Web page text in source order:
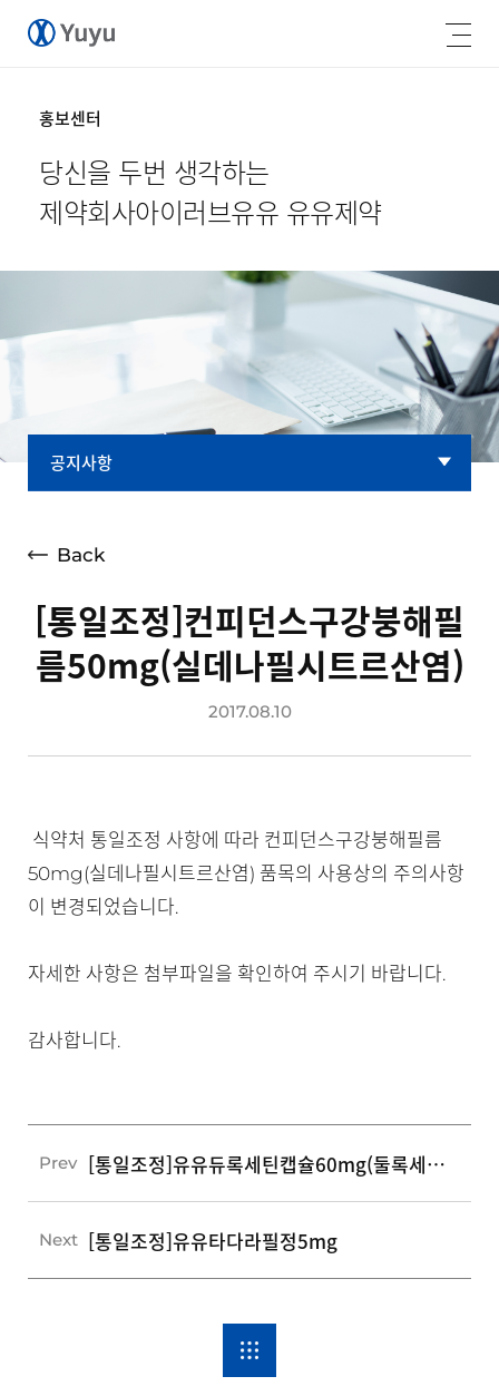
홍보센터
당신을 두번 생각하는
제약회사아이러브유유 유유제약
공지사항
광고소개
공지사항
고객지원
Back
[통일조정]컨피던스구강붕해필
름50mg(실데나필시트르산염)
2017.08.10
식약처 통일조정 사항에 따라 컨피던스구강붕해필름
50mg(실데나필시트르산염) 품목의 사용상의 주의사항
이 변경되었습니다.
자세한 사항은 첨부파일을 확인하여 주시기 바랍니다.
감사합니다.
Prev [통일조정]유유듀록세틴캡슐60mg(둘록세틴염산염)
Next [통일조정]유유타다라필정5mg